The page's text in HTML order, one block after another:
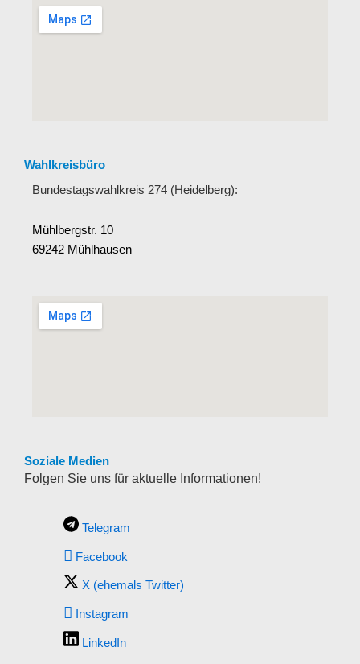
Wahlkreisbüro
Bundestagswahlkreis 274 (Heidelberg):
Mühlbergstr. 10
69242 Mühlhausen
Soziale Medien
Folgen Sie uns für aktuelle Informationen!
Telegram
Facebook
X (ehemals Twitter)
Instagram
LinkedIn